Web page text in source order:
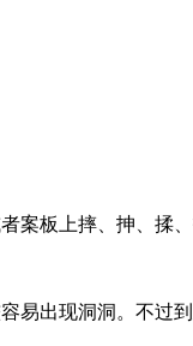
案板上摔、抻、揉
易出现洞洞。不过到